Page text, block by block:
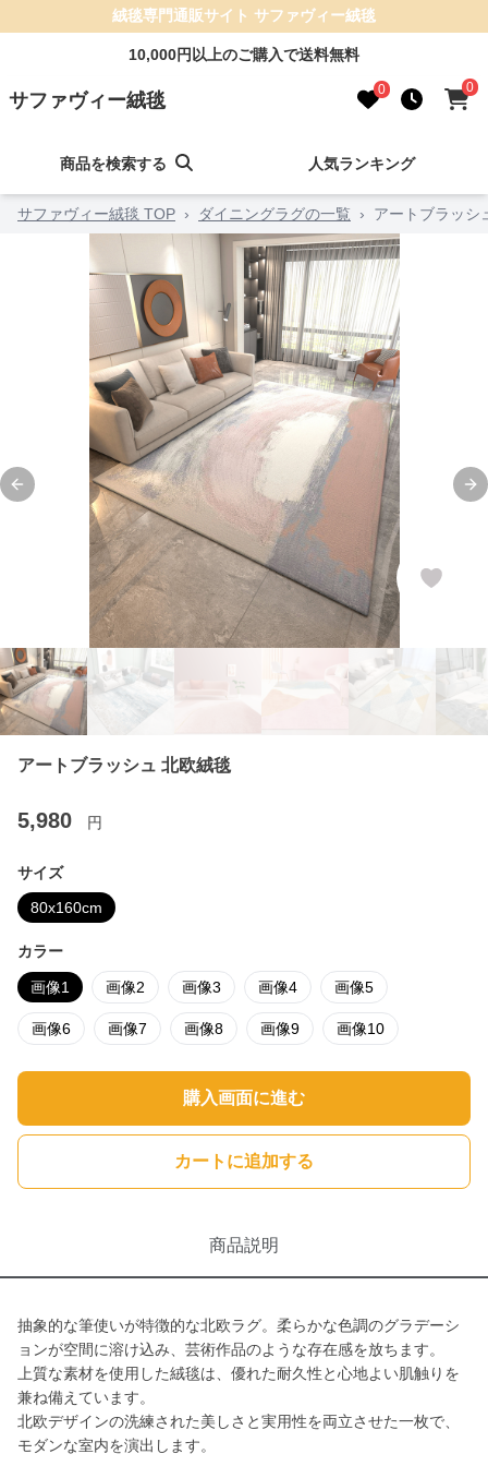
絨毯専門通販サイト サファヴィー絨毯
10,000円以上のご購入で送料無料
サファヴィー絨毯 0 0
商品を検索する 人気ランキング
サファヴィー絨毯 TOP › ダイニングラグの一覧 › アートブラッシ
Previous slide
アートブラッシュ 北欧絨毯
5,980 円
サイズ
80x160cm
カラー
画像1 画像2 画像3 画像4 画像5
画像6 画像7 画像8 画像9 画像10
購入画面に進む
カートに追加する
商品説明
抽象的な筆使いが特徴的な北欧ラグ。柔らかな色調のグラデーシ
ョンが空間に溶け込み、芸術作品のような存在感を放ちます。
上質な素材を使用した絨毯は、優れた耐久性と心地よい肌触りを
兼ね備えています。
北欧デザインの洗練された美しさと実用性を両立させた一枚で、
モダンな室内を演出します。